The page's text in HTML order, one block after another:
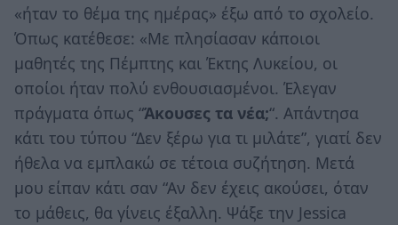
«ήταν το θέμα της ημέρας» έξω από το σχολείο.
Όπως κατέθεσε: «Με πλησίασαν κάποιοι
μαθητές της Πέμπτης και Έκτης Λυκείου, οι
οποίοι ήταν πολύ ενθουσιασμένοι. Έλεγαν
πράγματα όπως “Άκουσες τα νέα;“. Απάντησα
κάτι του τύπου “Δεν ξέρω για τι μιλάτε”, γιατί δεν
ήθελα να εμπλακώ σε τέτοια συζήτηση. Μετά
μου είπαν κάτι σαν “Αν δεν έχεις ακούσει, όταν
το μάθεις, θα γίνεις έξαλλη. Ψάξε την Jessica